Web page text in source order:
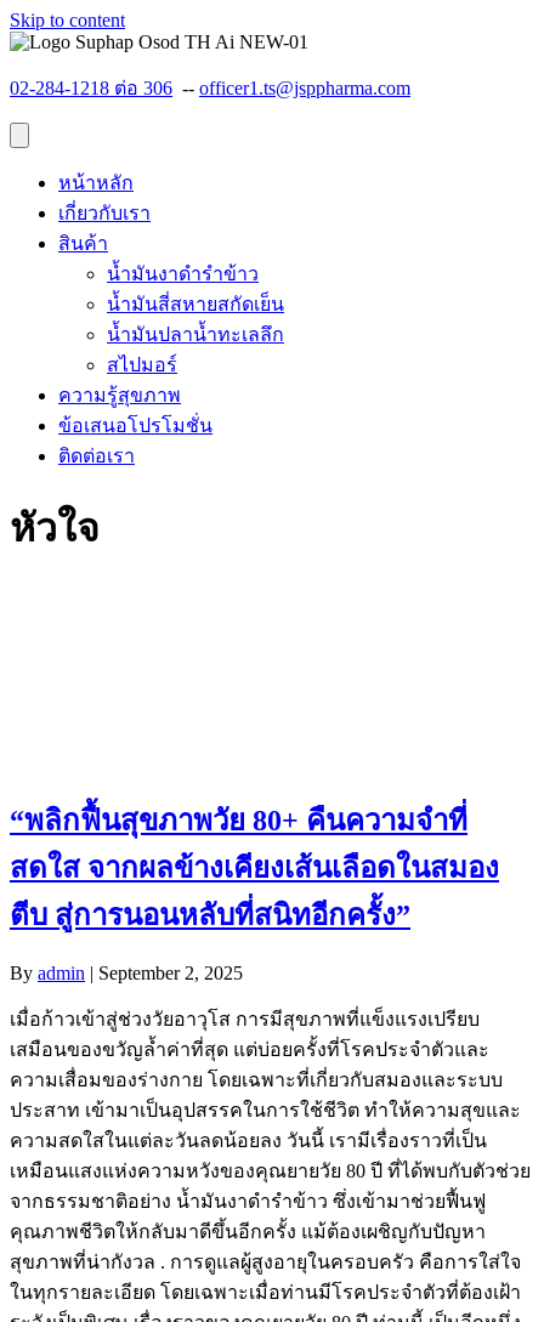
Skip to content
02-284-1218 ต่อ 306 -- officer1.ts@jsppharma.com
หน้าหลัก
เกี่ยวกับเรา
สินค้า
น้ำมันงาดำรำข้าว
น้ำมันสี่สหายสกัดเย็น
น้ำมันปลาน้ำทะเลลึก
สไปมอร์
ความรู้สุขภาพ
ข้อเสนอโปรโมชั่น
ติดต่อเรา
หัวใจ
“พลิกฟื้นสุขภาพวัย 80+ คืนความจำที่
สดใส จากผลข้างเคียงเส้นเลือดในสมอง
ตีบ สู่การนอนหลับที่สนิทอีกครั้ง”
By admin | September 2, 2025
เมื่อก้าวเข้าสู่ช่วงวัยอาวุโส การมีสุขภาพที่แข็งแรงเปรียบ
เสมือนของขวัญล้ำค่าที่สุด แต่บ่อยครั้งที่โรคประจำตัวและ
ความเสื่อมของร่างกาย โดยเฉพาะที่เกี่ยวกับสมองและระบบ
ประสาท เข้ามาเป็นอุปสรรคในการใช้ชีวิต ทำให้ความสุขและ
ความสดใสในแต่ละวันลดน้อยลง วันนี้ เรามีเรื่องราวที่เป็น
เหมือนแสงแห่งความหวังของคุณยายวัย 80 ปี ที่ได้พบกับตัวช่วย
จากธรรมชาติอย่าง น้ำมันงาดำรำข้าว ซึ่งเข้ามาช่วยฟื้นฟู
คุณภาพชีวิตให้กลับมาดีขึ้นอีกครั้ง แม้ต้องเผชิญกับปัญหา
สุขภาพที่น่ากังวล . การดูแลผู้สูงอายุในครอบครัว คือการใส่ใจ
ในทุกรายละเอียด โดยเฉพาะเมื่อท่านมีโรคประจำตัวที่ต้องเฝ้า